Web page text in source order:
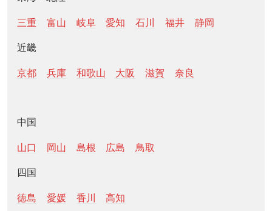
三重 富山 岐阜 愛知 石川 福井 静岡
近畿
京都 兵庫 和歌山 大阪 滋賀 奈良
中国
山口 岡山 島根 広島 鳥取
四国
徳島 愛媛 香川 高知